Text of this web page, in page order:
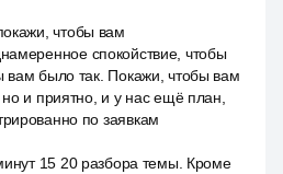
чтобы вам
спокойствие, чтобы
вам было так. Покажи, чтобы вам
и приятно, и у нас ещё план,
по заявкам
15 20 разбора темы. Кроме